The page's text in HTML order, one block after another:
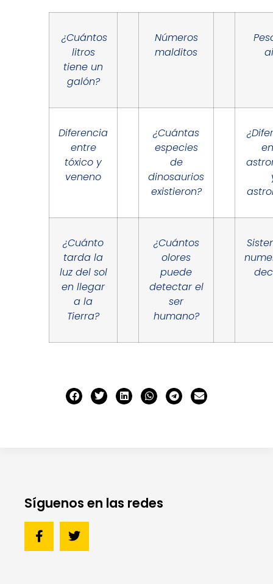
¿Cuántos
litros
tiene un
galón?
Números
malditos
Diferencia
entre
tóxico y
veneno
¿Cuántas
especies
de
dinosaurios
existieron?
¿Cuánto
tarda la
luz del sol
en llegar
a la
Tierra?
¿Cuántos
olores
puede
detectar el
ser
humano?
Síguenos en las redes